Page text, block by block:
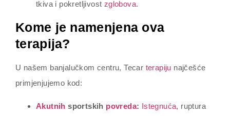
tkiva i pokretljivost zglobova.
Kome je namenjena ova
terapija?
U našem banjalučkom centru, Tecar terapiju najčešće
primjenjujemo kod:
Akutnih sportskih povreda: Istegnuća, ruptura